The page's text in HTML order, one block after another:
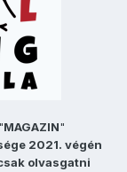
MAGAZIN"
2021. végén
olvasgatni